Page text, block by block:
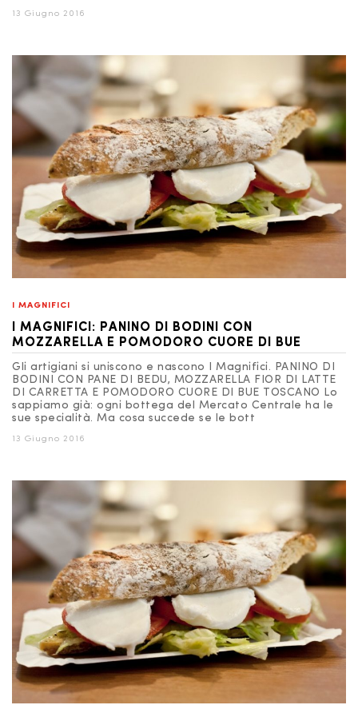
13 Giugno 2016
I MAGNIFICI
I MAGNIFICI: PANINO DI BODINI CON
MOZZARELLA E POMODORO CUORE DI BUE
Gli artigiani si uniscono e nascono I Magnifici. PANINO DI
BODINI CON PANE DI BEDU, MOZZARELLA FIOR DI LATTE
DI CARRETTA E POMODORO CUORE DI BUE TOSCANO Lo
sappiamo già: ogni bottega del Mercato Centrale ha le
sue specialità. Ma cosa succede se le bott
13 Giugno 2016